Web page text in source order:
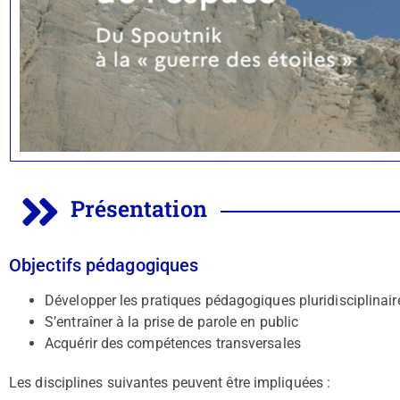
Présentation
Objectifs pédagogiques
Développer les pratiques pédagogiques
S’entraîner à la prise de parole en public
Acquérir des compétences transversales
Les disciplines suivantes peuvent être impliquées :